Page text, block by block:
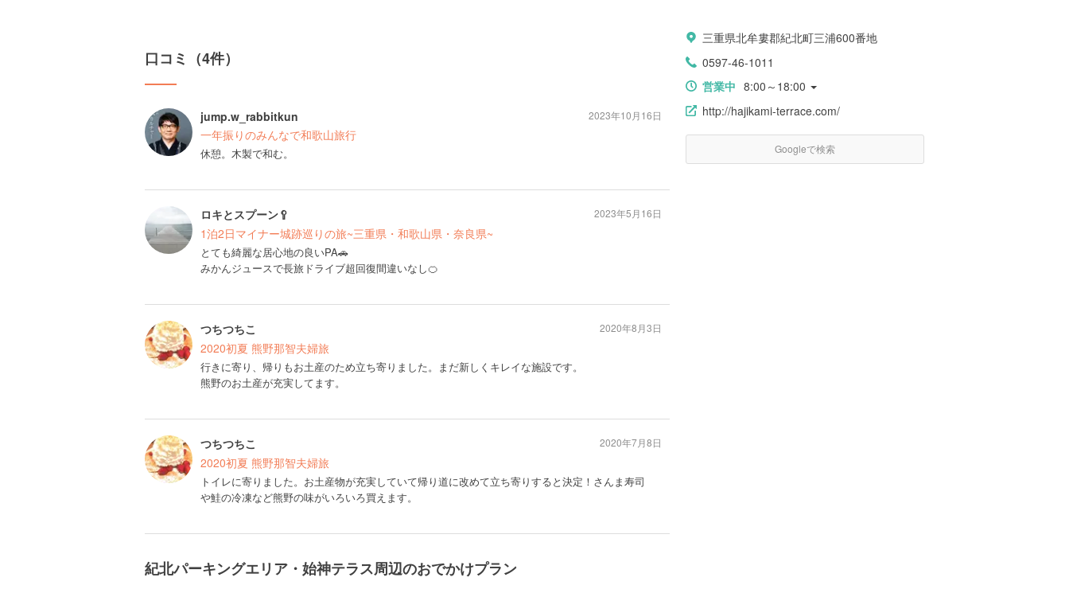
口コミ（4件）
jump.w_rabbitkun
一年振りのみんなで和歌山旅行
休憩。木製で和む。
2023年10月16日
ロキとスプーン🥄
1泊2日マイナー城跡巡りの旅~三重県・和歌山県・奈良県~
とても綺麗な居心地の良いPA🚗
みかんジュースで長旅ドライブ超回復間違いなし🍊
2023年5月16日
つちつちこ
2020初夏 熊野那智夫婦旅
行きに寄り、帰りもお土産のため立ち寄りました。まだ新しくキレイな施設です。
熊野のお土産が充実してます。
2020年8月3日
つちつちこ
2020初夏 熊野那智夫婦旅
トイレに寄りました。お土産物が充実していて帰り道に改めて立ち寄りすると決定！さんま寿司
や鮭の冷凍など熊野の味がいろいろ買えます。
2020年7月8日
紀北パーキングエリア・始神テラス周辺のおでかけプラン
三重県北牟婁郡紀北町三浦600番地
0597-46-1011
営業中 8:00～18:00
http://hajikami-terrace.com/
Googleで検索